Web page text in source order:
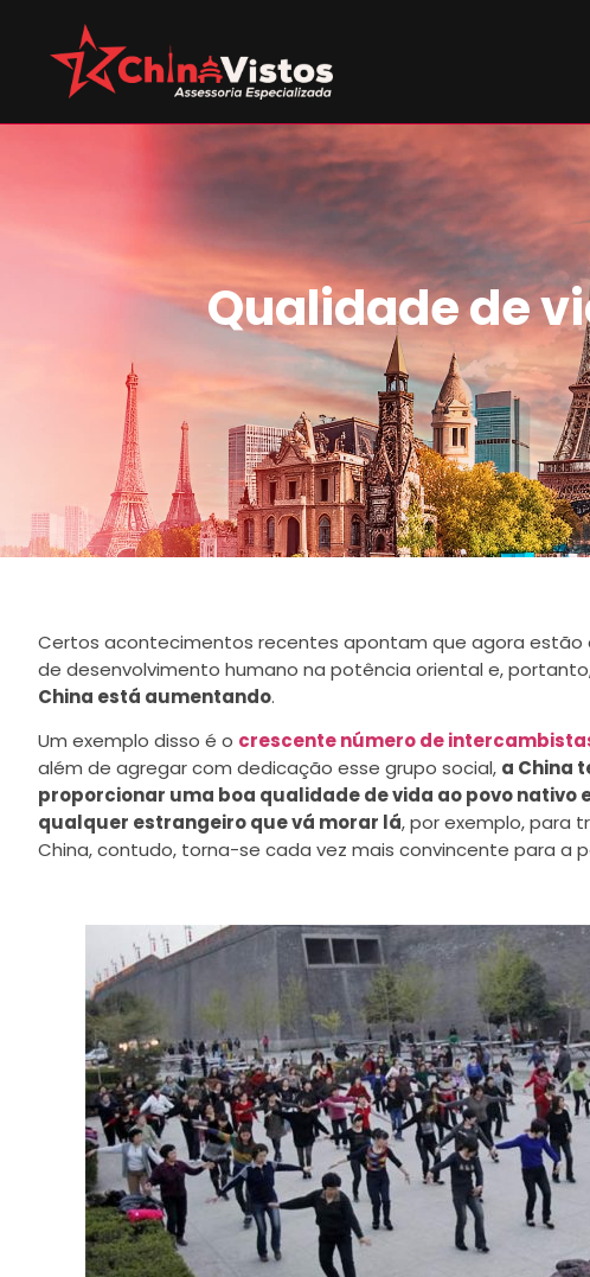
Qualidade de
Certos acontecimentos recentes apontam que agora estão
de desenvolvimento humano na potência oriental e,
China está aumentando.
Um exemplo disso é o crescente número de
além de agregar com dedicação esse grupo social, a China
proporcionar uma boa qualidade de vida ao povo nativo
qualquer estrangeiro que vá morar lá, por exemplo, para
China, contudo, torna-se cada vez mais convincente para a